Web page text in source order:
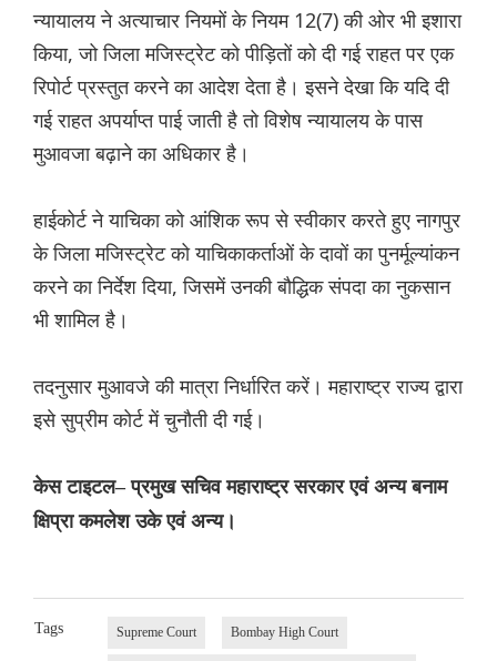
न्यायालय ने अत्याचार नियमों के नियम 12(7) की ओर भी इशारा
किया, जो जिला मजिस्ट्रेट को पीड़ितों को दी गई राहत पर एक
रिपोर्ट प्रस्तुत करने का आदेश देता है। इसने देखा कि यदि दी
गई राहत अपर्याप्त पाई जाती है तो विशेष न्यायालय के पास
मुआवजा बढ़ाने का अधिकार है।
हाईकोर्ट ने याचिका को आंशिक रूप से स्वीकार करते हुए नागपुर
के जिला मजिस्ट्रेट को याचिकाकर्ताओं के दावों का पुनर्मूल्यांकन
करने का निर्देश दिया, जिसमें उनकी बौद्धिक संपदा का नुकसान
भी शामिल है।
तदनुसार मुआवजे की मात्रा निर्धारित करें। महाराष्ट्र राज्य द्वारा
इसे सुप्रीम कोर्ट में चुनौती दी गई।
केस टाइटल– प्रमुख सचिव महाराष्ट्र सरकार एवं अन्य बनाम
क्षिप्रा कमलेश उके एवं अन्य।
Tags Supreme Court Bombay High Court